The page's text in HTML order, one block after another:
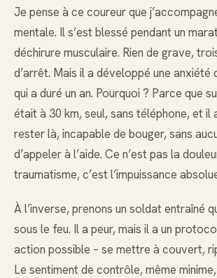
Je pense à ce coureur que
mentale. Il s’est blessé pendant un
déchirure musculaire. Rien de grave,
d’arrêt. Mais il a développé une anxiété
qui a duré un an. Pourquoi ? Parce que
était à 30 km, seul, sans téléphone, et il
rester là, incapable de bouger, sans
d’appeler à l’aide. Ce n’est pas la
traumatisme, c’est l’impuissance
À l’inverse, prenons un soldat entraîné
sous le feu. Il a peur, mais il a un
action possible – se mettre à couvert,
Le sentiment de contrôle, même